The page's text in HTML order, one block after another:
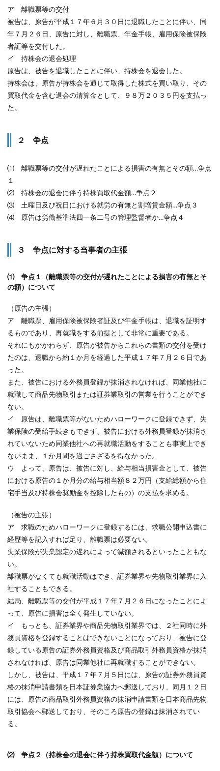
ア 離職票等の交付
被告は、原告が平成１７年６月３０日に退職したことに伴い、同
年７月２６日、原告に対し、離職票、年金手帳、雇用保険被保険
者証等を交付した。
イ 持株会の退会処理
原告は、被告を退職したことに伴い、持株会を退会した。
持株会は、原告が持株会を通じて取得した株式を買い取り、その
買取代金を含む退会の清算金として、９８万２０３５円を支払っ
た。
２ 争点
⑴ 離職票等の交付が遅れたことによる損害の有無とその額…争点
１
⑵ 持株会の退会に伴う持株買取代金額…争点２
⑶ 土曜日及び祝日における就労の有無と割増賃金額…争点３
⑷ 原告は労働基準法四一条二号の管理監督者か…争点４
３ 争点に対する当事者の主張
⑴ 争点１（離職票等の交付が遅れたことによる損害の有無とそ
の額）について
（原告の主張）
ア 離職票、雇用保険被保険者証及び年金手帳は、退職を証明す
るものであり、再就職をする前提として非常に重要である。
それにもかかわらず、原告が被告からこれらの書類の交付を受け
たのは、退職から約１か月を経過した平成１７年７月２６日であ
った。
また、被告における外務員登録が抹消されなければ、同業他社に
就職して商品先物取引または証券業取引の営業を行うことができ
ない。
イ 原告は、離職票等がないためハローワークに登録できず、失
業保険の受給手続きもできず、被告における外務員登録が抹消さ
れていないため同業他社への再就職活動をすることも事実上でき
ないまま、１か月間を過ごさざるを得なかった。
ウ よって、原告は、被告に対し、給与相当損害金として、被告
における原告の１か月分の給与相当額８２万円（支給総額から住
宅手当及び持株会奨励金を控除したもの）の支払を求める。
（被告の主張）
ア 求職のためハローワークに登録するには、求職公開申込書に
経歴等を記入すれば足り、離職票は必要ない。
失業保険が失業認定の遅れによって減額されるといったこともな
い。
離職票がなくても就職活動はでき、証券業界や先物取引業界に入
社することもできる。
結局、離職票等の交付が平成１７年７月２６日になったことによ
って、原告に損害は全く発生していない。
イ もっとも、証券業界や商品先物取引業界では、２社同時に外
務員資格を登録することはできないことになっており、被告に登
録している原告の証券外務員資格及び商品取引外務員資格が抹消
されなければ、原告は同業他社に再就職することができない。
しかし、被告は、平成１７年７月５日には、原告の証券外務員資
格の抹消申請書類を日本証券業協力へ郵送しており、同月１２日
には、原告の商品取引外務員資格の抹消申請書類を日本商品先物
取引協会へ郵送しており、そのころ原告の登録は抹消されてい
る。
⑵ 争点２（持株会の退会に伴う持株買取代金額）について